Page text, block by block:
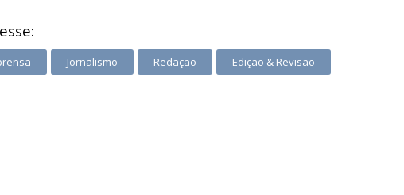
Jornalismo Redação Edição & Revisão